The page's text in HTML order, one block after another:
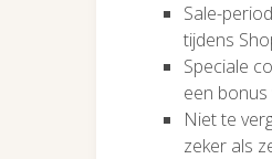
Sale-
tijdens
Speciale
een
Niet te
zeker als